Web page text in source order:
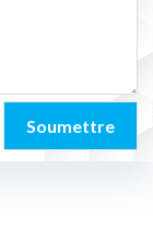
Soumettre